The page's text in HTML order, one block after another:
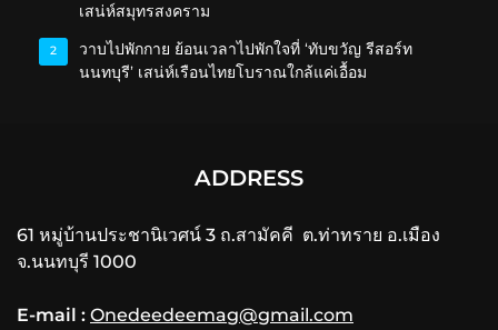
เสน่ห์สมุทรสงคราม
2
วาบไปพักกาย ย้อนเวลาไปพักใจที่ ‘ทับขวัญ รีสอร์ท
นนทบุรี’ เสน่ห์เรือนไทยโบราณใกล้แค่เอื้อม
ADDRESS
61 หมู่บ้านประชานิเวศน์ 3 ถ.สามัคคี ต.ท่าทราย อ.เมือง
จ.นนทบุรี 1000
E-mail : Onedeedeemag@gmail.com